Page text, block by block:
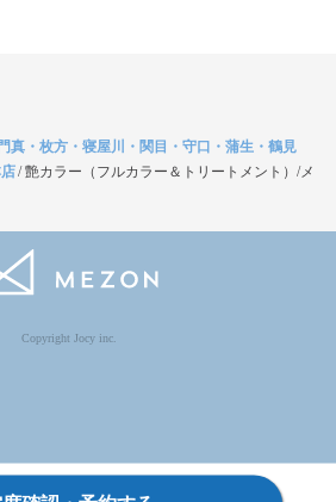
門真・枚方・寝屋川・関目・守口・蒲生・鶴見
/艶カラー（フルカラー＆トリートメント）/メ
Copyright Jocy inc.